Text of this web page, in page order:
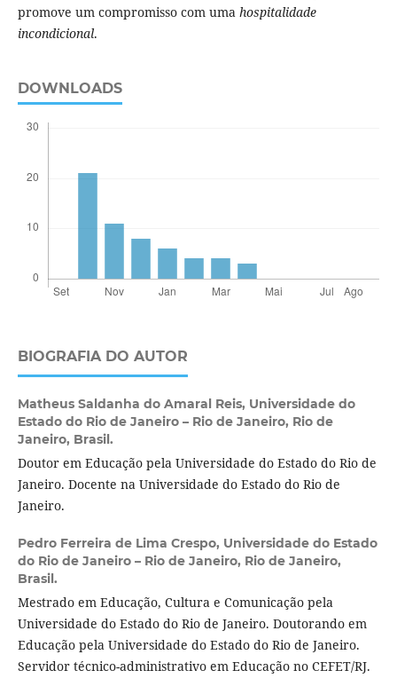
promove um compromisso com uma hospitalidade
incondicional.
DOWNLOADS
BIOGRAFIA DO AUTOR
Matheus Saldanha do Amaral Reis, Universidade do
Estado do Rio de Janeiro – Rio de Janeiro, Rio de
Janeiro, Brasil.
Doutor em Educação pela Universidade do Estado do Rio de
Janeiro. Docente na Universidade do Estado do Rio de
Janeiro.
Pedro Ferreira de Lima Crespo, Universidade do Estado
do Rio de Janeiro – Rio de Janeiro, Rio de Janeiro,
Brasil.
Mestrado em Educação, Cultura e Comunicação pela
Universidade do Estado do Rio de Janeiro. Doutorando em
Educação pela Universidade do Estado do Rio de Janeiro.
Servidor técnico-administrativo em Educação no CEFET/RJ.